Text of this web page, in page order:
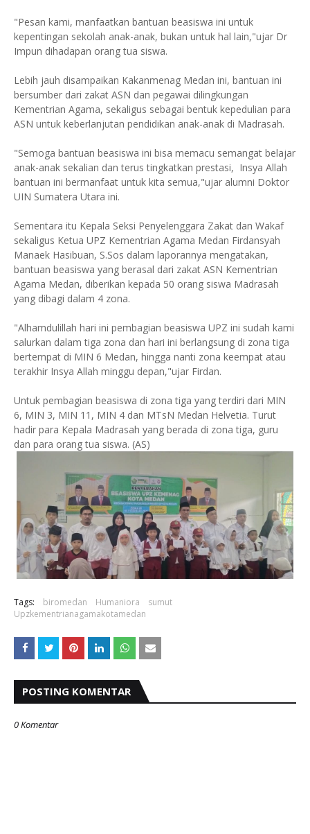
"Pesan kami, manfaatkan bantuan beasiswa ini untuk
kepentingan sekolah anak-anak, bukan untuk hal lain,"ujar Dr
Impun dihadapan orang tua siswa.
Lebih jauh disampaikan Kakanmenag Medan ini, bantuan ini
bersumber dari zakat ASN dan pegawai dilingkungan
Kementrian Agama, sekaligus sebagai bentuk kepedulian para
ASN untuk keberlanjutan pendidikan anak-anak di Madrasah.
"Semoga bantuan beasiswa ini bisa memacu semangat belajar
anak-anak sekalian dan terus tingkatkan prestasi, Insya Allah
bantuan ini bermanfaat untuk kita semua,"ujar alumni Doktor
UIN Sumatera Utara ini.
Sementara itu Kepala Seksi Penyelenggara Zakat dan Wakaf
sekaligus Ketua UPZ Kementrian Agama Medan Firdansyah
Manaek Hasibuan, S.Sos dalam laporannya mengatakan,
bantuan beasiswa yang berasal dari zakat ASN Kementrian
Agama Medan, diberikan kepada 50 orang siswa Madrasah
yang dibagi dalam 4 zona.
"Alhamdulillah hari ini pembagian beasiswa UPZ ini sudah kami
salurkan dalam tiga zona dan hari ini berlangsung di zona tiga
bertempat di MIN 6 Medan, hingga nanti zona keempat atau
terakhir Insya Allah minggu depan,"ujar Firdan.
Untuk pembagian beasiswa di zona tiga yang terdiri dari MIN
6, MIN 3, MIN 11, MIN 4 dan MTsN Medan Helvetia. Turut
hadir para Kepala Madrasah yang berada di zona tiga, guru
dan para orang tua siswa. (AS)
Tags: biromedan Humaniora
sumut
Upzkementrianagamakotamedan
POSTING KOMENTAR
0 Komentar